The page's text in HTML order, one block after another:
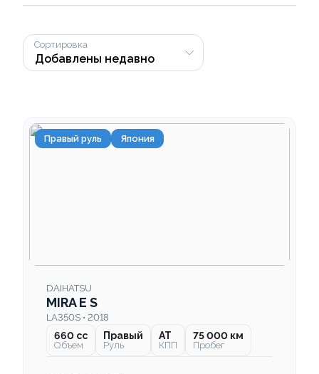
Сортировка
Правый руль Япония
DAIHATSU
MIRA E S
LA350S • 2018
660 cc
Объем
Правый
Руль
AT
КПП
75 000 км
Пробег